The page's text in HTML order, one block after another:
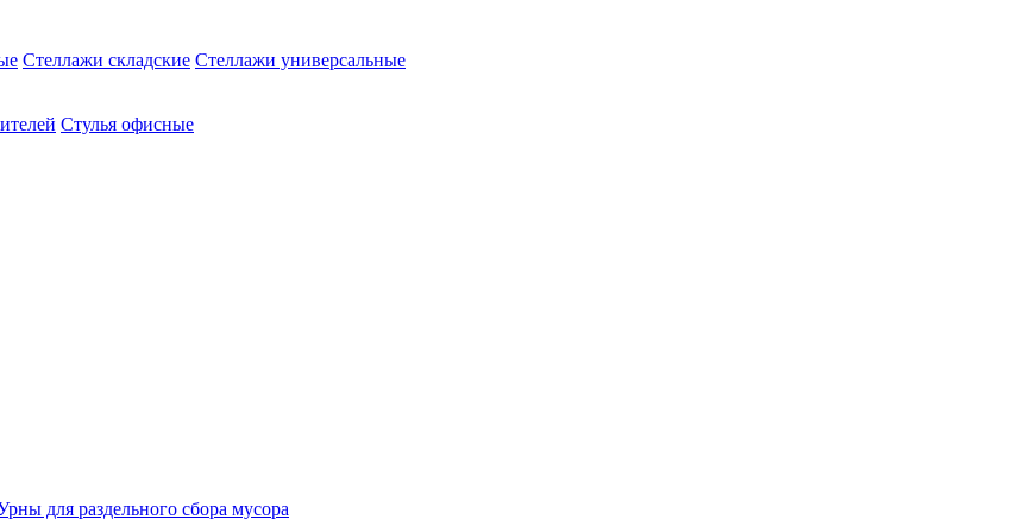
Стеллажи складские Стеллажи универсальные
Стулья офисные
для раздельного сбора мусора